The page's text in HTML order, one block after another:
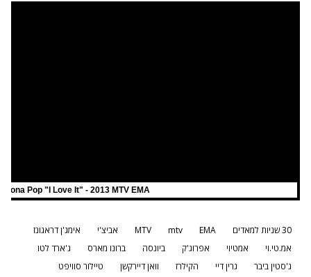
Icona Pop "I Love It" - 2013 MTV EMA
30 שניות למאדים EMA
mtv
MTV אביצ'י
אימג'ן דראגונז
אמ.טי.וי
אמטיוי אפרוג'ק ביונסה ברונו מארס
ג'ארד לטו
ג'סטין ביבר
גרין דיי הקילרז וואן דיירקשן
טיילור סוויפט